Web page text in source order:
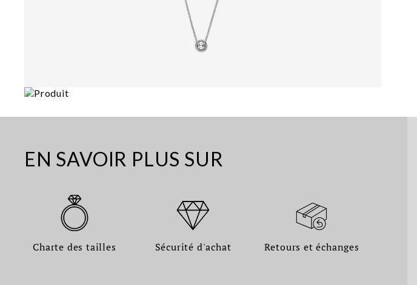
EN SAVOIR PLUS SUR
Charte des tailles Sécurité d'achat Retours et échanges